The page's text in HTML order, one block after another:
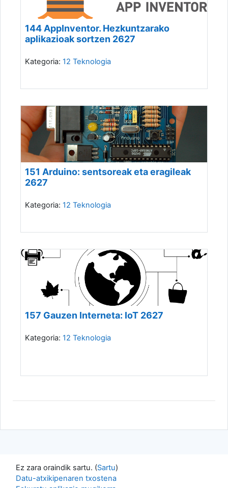
144 AppInventor. Hezkuntzarako
aplikazioak sortzen 2627
Kategoria: 12 Teknologia
151 Arduino: sentsoreak eta eragileak
2627
Kategoria: 12 Teknologia
157 Gauzen Interneta: IoT 2627
Kategoria: 12 Teknologia
Ez zara oraindik sartu. (Sartu)
Datu-atxikipenaren txostena